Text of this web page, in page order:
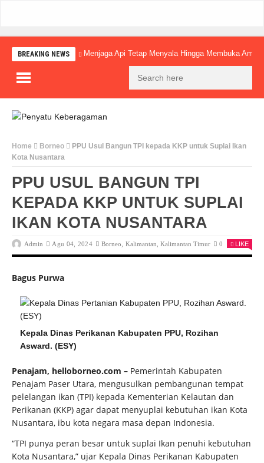
BREAKING NEWS Menjaga Api Tetap Menyala Hingga Membuka
Home Borneo
PPU Usul Bangun TPI kepada KKP untuk Suplai Ikan
Kota Nusantara
PPU USUL BANGUN TPI
KEPADA KKP UNTUK SUPLAI
IKAN KOTA NUSANTARA
Admin Agu 04, 2024 Borneo Kalimantan ,Kalimantan Timur 0 LIKE
Bagus Purwa
Kepala Dinas Perikanan Kabupaten PPU, Rozihan
Asward. (ESY)
Penajam, helloborneo.com – Pemerintah Kabupaten
Penajam Paser Utara, mengusulkan pembangunan tempat
pelelangan ikan (TPI) kepada Kementerian Kelautan dan
Perikanan (KKP) agar dapat menyuplai kebutuhan ikan Kota
Nusantara, ibu kota negara masa depan Indonesia.
“TPI punya peran besar untuk suplai Ikan penuhi kebutuhan
Kota Nusantara,” ujar Kepala Dinas Perikanan Kabupaten